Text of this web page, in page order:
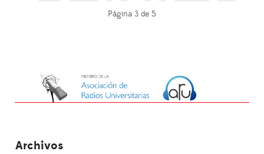
Página 3 de 5
Archivos